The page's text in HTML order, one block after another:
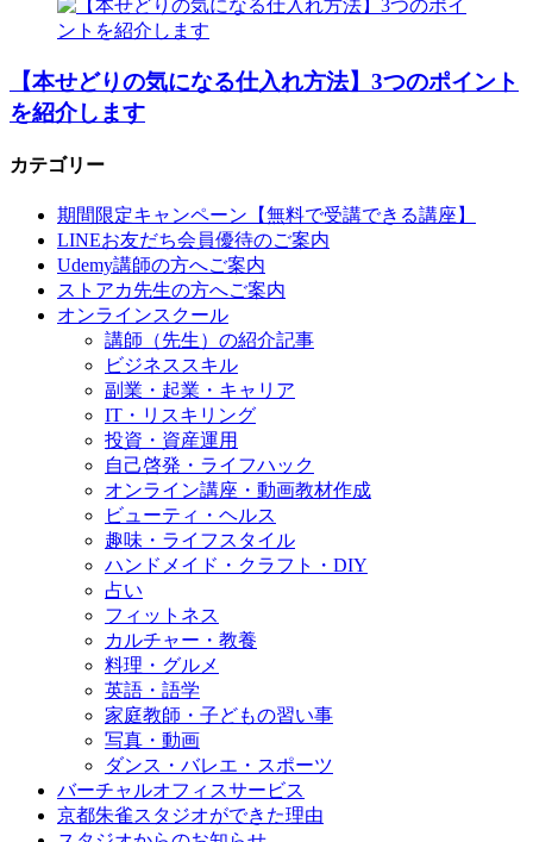
【本せどりの気になる仕入れ方法】3つのポイント
を紹介します
カテゴリー
期間限定キャンペーン【無料で受講できる講座】
LINEお友だち会員優待のご案内
Udemy講師の方へご案内
ストアカ先生の方へご案内
オンラインスクール
講師（先生）の紹介記事
ビジネススキル
副業・起業・キャリア
IT・リスキリング
投資・資産運用
自己啓発・ライフハック
オンライン講座・動画教材作成
ビューティ・ヘルス
趣味・ライフスタイル
ハンドメイド・クラフト・DIY
占い
フィットネス
カルチャー・教養
料理・グルメ
英語・語学
家庭教師・子どもの習い事
写真・動画
ダンス・バレエ・スポーツ
バーチャルオフィスサービス
京都朱雀スタジオができた理由